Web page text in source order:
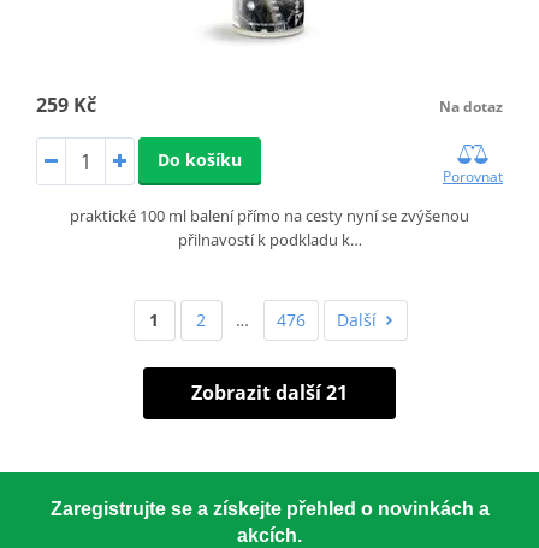
259 Kč Na dotaz
Do košíku
Porovnat
praktické 100 ml balení přímo na cesty nyní se zvýšenou
přilnavostí k podkladu k…
1 2 … 476 Další
Zobrazit další 21
Zaregistrujte se a získejte přehled o novinkách a
akcích.